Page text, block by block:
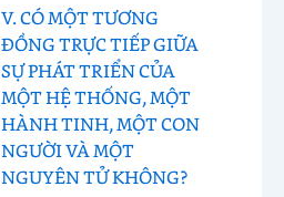
V. CÓ MỘT TƯƠNG
ĐỒNG TRỰC TIẾP GIỮA
SỰ PHÁT TRIỂN CỦA
MỘT HỆ THỐNG, MỘT
HÀNH TINH, MỘT CON
NGƯỜI VÀ MỘT
NGUYÊN TỬ KHÔNG?